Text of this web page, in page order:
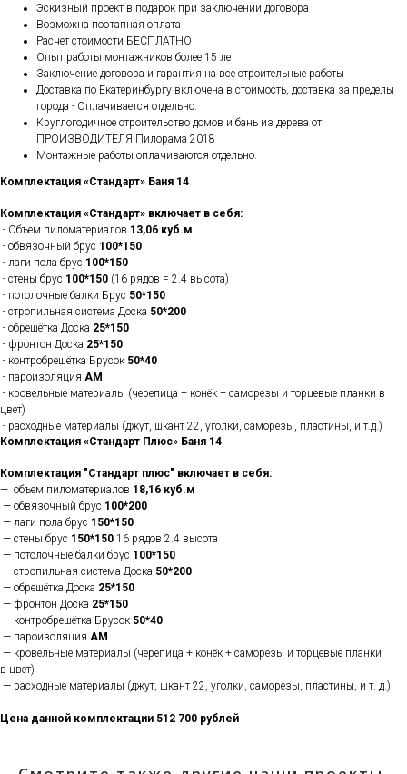
Эскизный проект в подарок при заключении договора
Возможна поэтапная оплата
Расчет стоимости БЕСПЛАТНО
Опыт работы монтажников более 15 лет
Заключение договора и гарантия на все строительные работы
Доставка по Екатеринбургу включена в стоимость, доставка за пределы
города - Оплачивается отдельно.
Круглогодичное строительство домов и бань из дерева от
ПРОИЗВОДИТЕЛЯ Пилорама 2018
Монтажные работы оплачиваются отдельно.
Комплектация «Стандарт» Баня 14
Комплектация «Стандарт» включает в себя:
- Объем пиломатериалов 13,06 куб.м
- обвязочный брус 100*150
- лаги пола брус 100*150
- стены брус 100*150 (16 рядов = 2.4 высота)
- потолочные балки Брус 50*150
- стропильная система Доска 50*200
- обрешётка Доска 25*150
- фронтон Доска 25*150
- контробрешётка Брусок 50*40
- пароизоляция АМ
- кровельные материалы (черепица + конёк + саморезы и торцевые планки в
цвет)
- расходные материалы (джут, шкант 22, уголки, саморезы, пластины, и т.д.)
Комплектация «Стандарт Плюс» Баня 14
Комплектация "Стандарт плюс" включает в себя:
— объем пиломатериалов 18,16 куб.м
— обвязочный брус 100*200
— лаги пола брус 150*150
— стены брус 150*150 16 рядов 2.4 высота
— потолочные балки брус 100*150
— стропильная система Доска 50*200
— обрешётка Доска 25*150
— фронтон Доска 25*150
— контробрешётка Брусок 50*40
— пароизоляция АМ
— кровельные материалы (черепица + конёк + саморезы и торцевые планки
в цвет)
— расходные материалы (джут, шкант 22, уголки, саморезы, пластины, и т. д.)
Цена данной комплектации 512 700 рублей